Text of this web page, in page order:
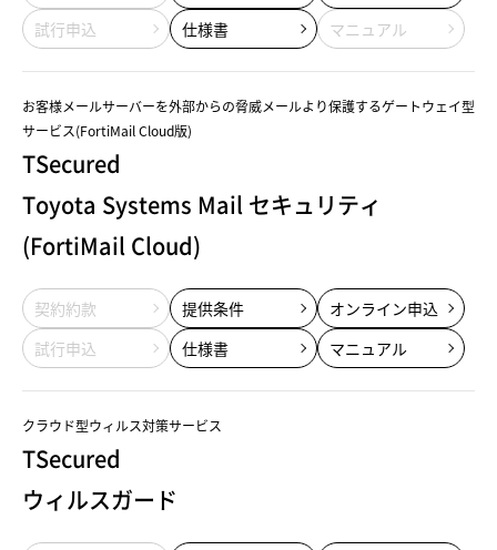
試行申込
仕様書 マニュアル
お客様メールサーバーを外部からの脅威メールより保護するゲートウェイ型
サービス(FortiMail Cloud版)
TSecured
Toyota Systems Mail セキュリティ
(FortiMail Cloud)
契約約款 提供条件
オンライン申込
試行申込
仕様書 マニュアル
クラウド型ウィルス対策サービス
TSecured
ウィルスガード